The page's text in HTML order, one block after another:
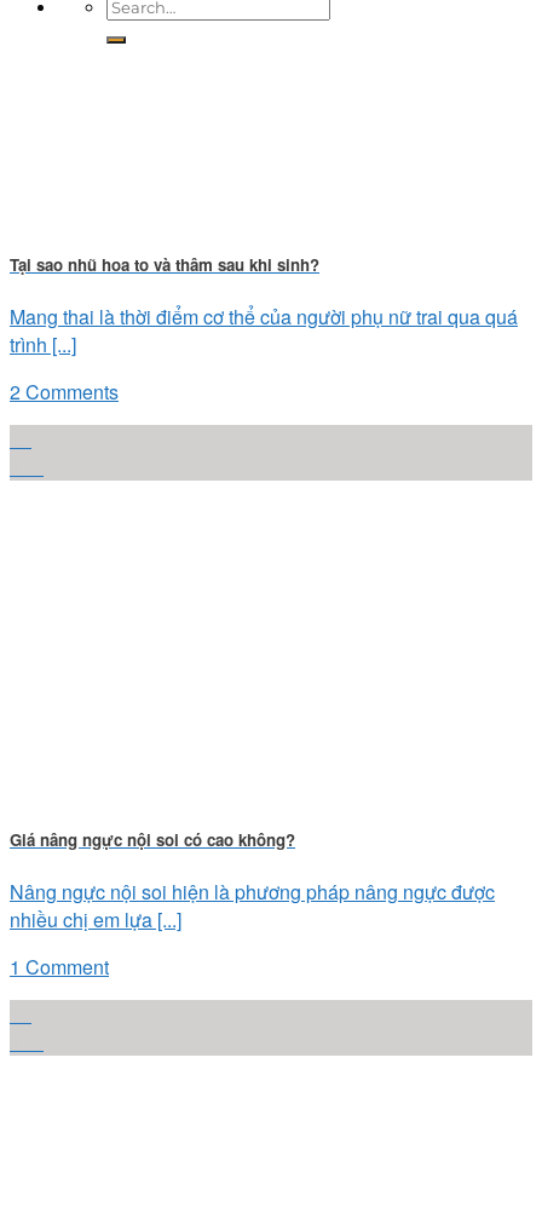
Tại sao nhũ hoa to và thâm sau khi sinh?
Mang thai là thời điểm cơ thể của người phụ nữ trai qua quá
trình [...]
2 Comments
Giá nâng ngực nội soi có cao không?
Nâng ngực nội soi hiện là phương pháp nâng ngực được
nhiều chị em lựa [...]
1 Comment